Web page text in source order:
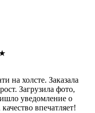
на холсте. Заказала
Загрузила фото,
уведомление о
впечатляет!